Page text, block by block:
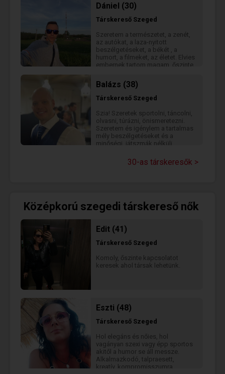
lévők jól érzik magukat, és ha
több mosolyt és nevetést
És egy fontos dolog már az
elején: nincs gyerekem, és nem is
szeretnék. Viszont imádom a
kutyákat. Ha te is hasonlóan
gondolkodsz, akkor már van egy
Dániel (30)
Társkereső Szeged
Szeretem a természetet, a zenét,
az autókat, a laza-nyitott
beszélgetéseket, a békét , a
humort, a filmeket, az életet. Elvies
embernek tartom magam, őszinte
adok-kapok egyensúly
meghatározó szerintem az
életben, ezért én is csak annyit
kérek amennyit adok. Számomra
a mentális egészségmegőrzés és
a tudatosságra törekvés alapelv.
Nem akarok megmenteni senkit,
ebből már megérkeztem.
Beszélgessünk, igyunk egy kávét,
Balázs (38)
Társkereső Szeged
Szia! Szeretek sportolni, táncolni,
olvasni, túrázni, önismeretezni.
Szeretem és igénylem a tartalmas
mély beszélgetéseket és a
minőségi, játszmák nélküli
30-as társkeresők >
Középkorú szegedi társkereső nők
Edit (41)
Társkereső Szeged
Komoly, őszinte kapcsolatot
keresek ahol társak lehetünk.
Eszti (48)
Társkereső Szeged
Hol elegáns és nőies, hol
vagányan szexi vagy épp sportos
akitől a humor se áll messze.
Alkalmazkodó, talpraesett,
kreatív, kompromisszumra